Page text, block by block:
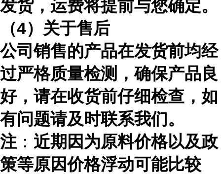
发货，运费将提前与您确定。
（4）关于售后
公司销售的产品在发货前均经
过严格质量检测，确保产品良
好，请在收货前仔细检查，如
有问题请及时联系我们。
注 ： 近期因为原料价格以及政
策等原因价格浮动可能比较